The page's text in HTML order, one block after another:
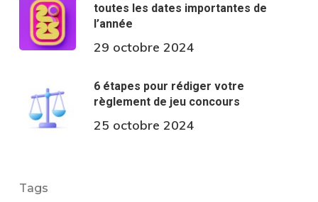
toutes les dates importantes de
l’année
29 octobre 2024
6 étapes pour rédiger votre
règlement de jeu concours
25 octobre 2024
Tags